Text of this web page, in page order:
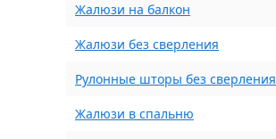
Жалюзи на балкон
Жалюзи без сверления
Рулонные шторы без сверления
Жалюзи в спальню